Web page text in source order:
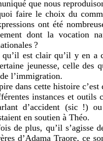
que nous
faire le choix du
ont été
dont la vocation
?
qu’il est clair qu’il y en a
jeunesse, celle des
l’immigration.
dans cette histoire
instances et outils
d’accident (sic !)
en soutien à Théo.
de plus, qu’il s’agisse
d’Adama Traore, ce